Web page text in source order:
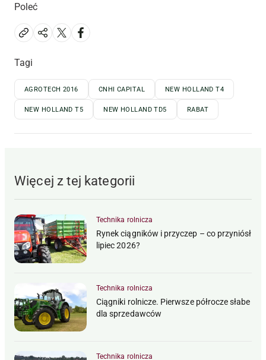
Poleć
Tagi
AGROTECH 2016 CNHI CAPITAL NEW HOLLAND T4
NEW HOLLAND T5 NEW HOLLAND TD5 RABAT
Więcej z tej kategorii
Technika rolnicza
Rynek ciągników i przyczep – co przyniósł
lipiec 2026?
Technika rolnicza
Ciągniki rolnicze. Pierwsze półrocze słabe
dla sprzedawców
Technika rolnicza